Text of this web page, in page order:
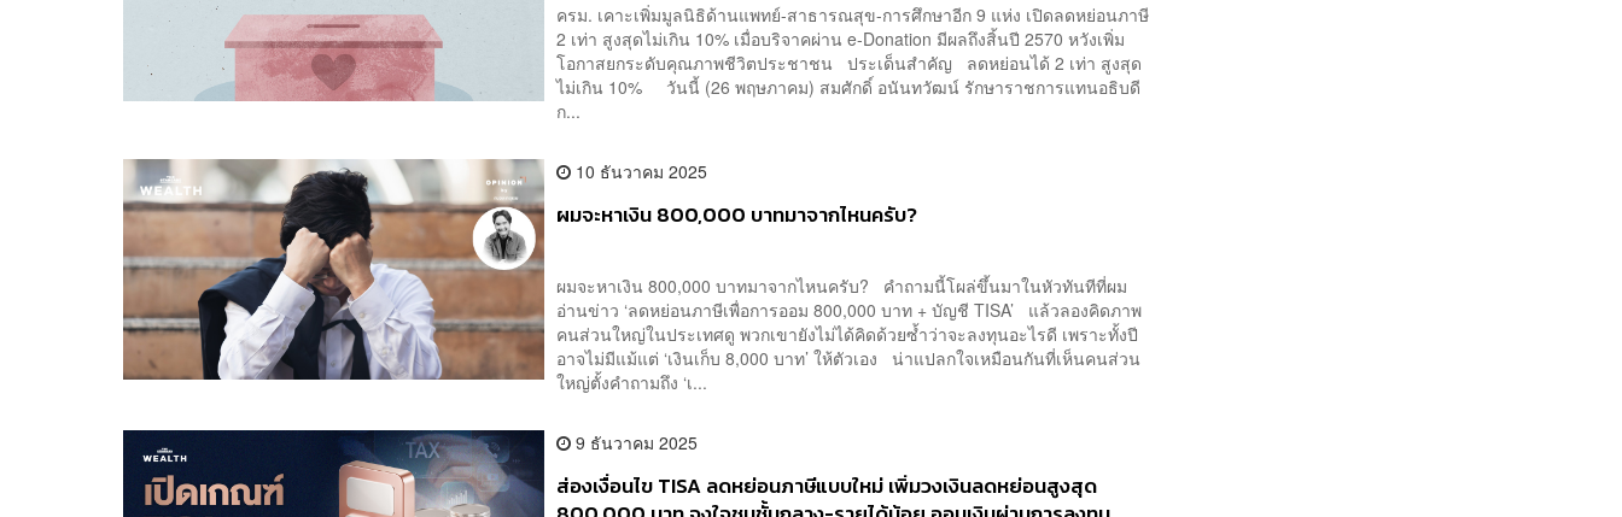
ครม. เคาะเพิ่มมูลนิธิด้านแพทย์-สาธารณสุข-การศึกษาอีก 9 แห่ง เปิดลดหย่อนภาษี
2 เท่า สูงสุดไม่เกิน 10% เมื่อบริจาคผ่าน e-Donation มีผลถึงสิ้นปี 2570 หวังเพิ่ม
โอกาสยกระดับคุณภาพชีวิตประชาชน ประเด็นสำคัญ ลดหย่อนได้ 2 เท่า สูงสุด
ไม่เกิน 10% วันนี้ (26 พฤษภาคม) สมศักดิ์ อนันทวัฒน์ รักษาราชการแทนอธิบดี
ก...
10 ธันวาคม 2025
ผมจะหาเงิน 800,000 บาทมาจากไหนครับ?
ผมจะหาเงิน 800,000 บาทมาจากไหนครับ? คำถามนี้โผล่ขึ้นมาในหัวทันทีที่ผม
อ่านข่าว ‘ลดหย่อนภาษีเพื่อการออม 800,000 บาท + บัญชี TISA’ แล้วลองคิดภาพ
คนส่วนใหญ่ในประเทศดู พวกเขายังไม่ได้คิดด้วยซ้ำว่าจะลงทุนอะไรดี เพราะทั้งปี
อาจไม่มีแม้แต่ ‘เงินเก็บ 8,000 บาท’ ให้ตัวเอง น่าแปลกใจเหมือนกันที่เห็นคนส่วน
ใหญ่ตั้งคำถามถึง ‘เ...
9 ธันวาคม 2025
ส่องเงื่อนไข TISA ลดหย่อนภาษีแบบใหม่ เพิ่มวงเงินลดหย่อนสูงสุด